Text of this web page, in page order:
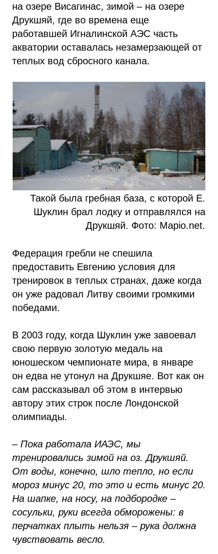
на озере Висагинас, зимой – на озере
Друкшяй, где во времена еще
работавшей Игналинской АЭС часть
акватории оставалась незамерзающей от
теплых вод сбросного канала.
Такой была гребная база, с которой Е.
Шуклин брал лодку и отправлялся на
Друкшяй. Фото: Mapio.net.
Федерация гребли не спешила
предоставить Евгению условия для
тренировок в теплых странах, даже когда
он уже радовал Литву своими громкими
победами.
В 2003 году, когда Шуклин уже завоевал
свою первую золотую медаль на
юношеском чемпионате мира, в январе
он едва не утонул на Друкшяе. Вот как он
сам рассказывал об этом в интервью
автору этих строк после Лондонской
олимпиады.
– Пока работала ИАЭС, мы
тренировались зимой на оз. Друкшяй.
От воды, конечно, шло тепло, но если
мороз минус 20, то это и есть минус 20.
На шапке, на носу, на подбородке –
сосульки, руки всегда обморожены: в
перчатках плыть нельзя – рука должна
чувствовать весло.